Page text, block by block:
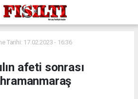
Tarihi: 17.02.2023 - 16:36
afeti sonrası